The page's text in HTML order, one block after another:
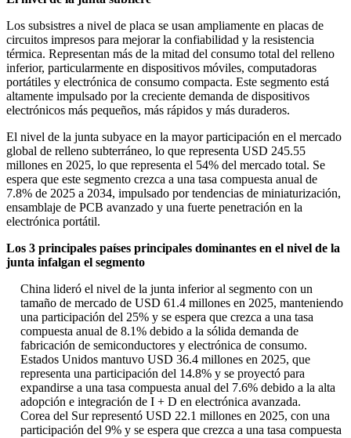
Los subsistres a nivel de placa se usan ampliamente en placas de
circuitos impresos para mejorar la confiabilidad y la resistencia
térmica. Representan más de la mitad del consumo total del relleno
inferior, particularmente en dispositivos móviles, computadoras
portátiles y electrónica de consumo compacta. Este segmento está
altamente impulsado por la creciente demanda de dispositivos
electrónicos más pequeños, más rápidos y más duraderos.
El nivel de la junta subyace en la mayor participación en el mercado
global de relleno subterráneo, lo que representa USD 245.55
millones en 2025, lo que representa el 54% del mercado total. Se
espera que este segmento crezca a una tasa compuesta anual de
7.8% de 2025 a 2034, impulsado por tendencias de miniaturización,
ensamblaje de PCB avanzado y una fuerte penetración en la
electrónica portátil.
Los 3 principales países principales dominantes en el nivel de la
junta infalgan el segmento
China lideró el nivel de la junta inferior al segmento con un
tamaño de mercado de USD 61.4 millones en 2025, manteniendo
una participación del 25% y se espera que crezca a una tasa
compuesta anual de 8.1% debido a la sólida demanda de
fabricación de semiconductores y electrónica de consumo.
Estados Unidos mantuvo USD 36.4 millones en 2025, que
representa una participación del 14.8% y se proyectó para
expandirse a una tasa compuesta anual del 7.6% debido a la alta
adopción e integración de I + D en electrónica avanzada.
Corea del Sur representó USD 22.1 millones en 2025, con una
participación del 9% y se espera que crezca a una tasa compuesta